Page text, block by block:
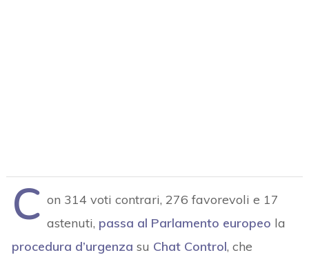
C on 314 voti contrari, 276 favorevoli e 17
astenuti, passa al Parlamento europeo la
procedura d’urgenza su Chat Control, che